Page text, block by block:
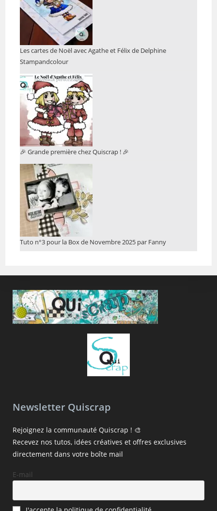
Les cartes de Noël avec Agathe et Félix de Delphine
Stampandcolour
🎉 Grande première chez Quiscrap ! 🎉
Tuto n°3 pour la Box de Novembre 2025 par Fanny
Newsletter Quiscrap
Rejoignez la communauté Quiscrap ! 🎨
Recevez nos tutos, idées créatives et offres exclusives
directement dans votre boîte mail
E-mail